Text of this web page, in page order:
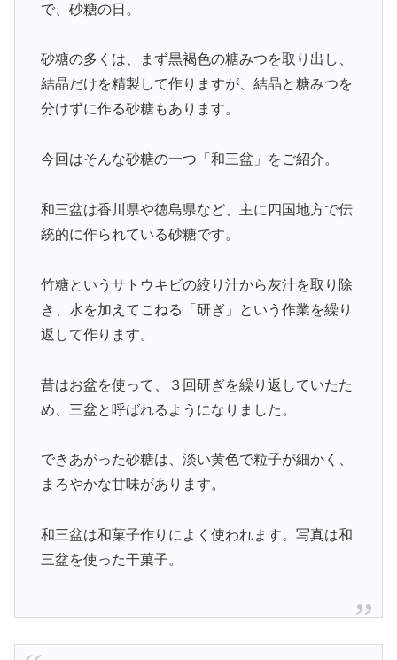
で、砂糖の日。
砂糖の多くは、まず黒褐色の糖みつを取り出し、
結晶だけを精製して作りますが、結晶と糖みつを
分けずに作る砂糖もあります。
今回はそんな砂糖の一つ「和三盆」をご紹介。
和三盆は香川県や徳島県など、主に四国地方で伝
統的に作られている砂糖です。
竹糖というサトウキビの絞り汁から灰汁を取り除
き、水を加えてこねる「研ぎ」という作業を繰り
返して作ります。
昔はお盆を使って、３回研ぎを繰り返していたた
め、三盆と呼ばれるようになりました。
できあがった砂糖は、淡い黄色で粒子が細かく、
まろやかな甘味があります。
和三盆は和菓子作りによく使われます。写真は和
三盆を使った干菓子。